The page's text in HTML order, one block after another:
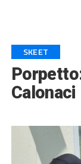
SKEET
Calonaci